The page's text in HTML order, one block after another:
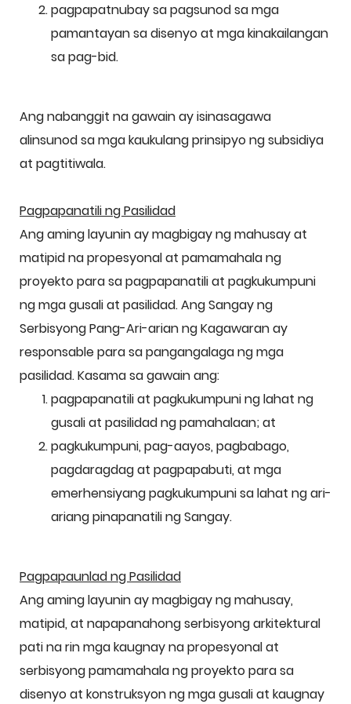
pagpapatnubay sa pagsunod sa mga
pamantayan sa disenyo at mga kinakailangan
sa pag-bid.
Ang nabanggit na gawain ay isinasagawa
alinsunod sa mga kaukulang prinsipyo ng subsidiya
at pagtitiwala.
Pagpapanatili ng Pasilidad
Ang aming layunin ay magbigay ng mahusay at
matipid na propesyonal at pamamahala ng
proyekto para sa pagpapanatili at pagkukumpuni
ng mga gusali at pasilidad. Ang Sangay ng
Serbisyong Pang-Ari-arian ng Kagawaran ay
responsable para sa pangangalaga ng mga
pasilidad. Kasama sa gawain ang:
pagpapanatili at pagkukumpuni ng lahat ng
gusali at pasilidad ng pamahalaan; at
pagkukumpuni, pag-aayos, pagbabago,
pagdaragdag at pagpapabuti, at mga
emerhensiyang pagkukumpuni sa lahat ng ari-
ariang pinapanatili ng Sangay.
Pagpapaunlad ng Pasilidad
Ang aming layunin ay magbigay ng mahusay,
matipid, at napapanahong serbisyong arkitektural
pati na rin mga kaugnay na propesyonal at
serbisyong pamamahala ng proyekto para sa
disenyo at konstruksyon ng mga gusali at kaugnay